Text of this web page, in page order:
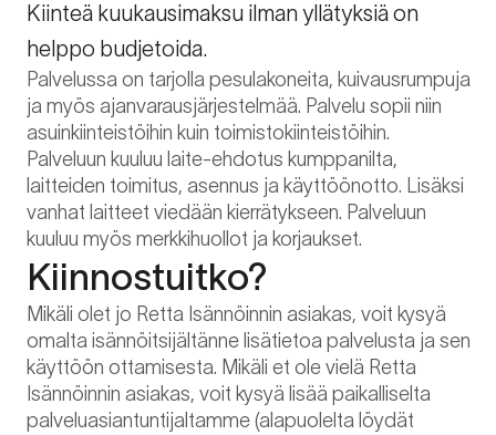
Kiinteä kuukausimaksu ilman yllätyksiä on
helppo budjetoida.
Palvelussa on tarjolla pesulakoneita, kuivausrumpuja
ja myös ajanvarausjärjestelmää. Palvelu sopii niin
asuinkiinteistöihin kuin toimistokiinteistöihin.
Palveluun kuuluu laite-ehdotus kumppanilta,
laitteiden toimitus, asennus ja käyttöönotto. Lisäksi
vanhat laitteet viedään kierrätykseen. Palveluun
kuuluu myös merkkihuollot ja korjaukset.
Kiinnostuitko?
Mikäli olet jo Retta Isännöinnin asiakas, voit kysyä
omalta isännöitsijältänne lisätietoa palvelusta ja sen
käyttöön ottamisesta. Mikäli et ole vielä Retta
Isännöinnin asiakas, voit kysyä lisää paikalliselta
palveluasiantuntijaltamme (alapuolelta löydät